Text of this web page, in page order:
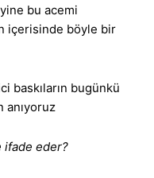
bu acemi
içerisinde böyle bir
baskıların bugünkü
ifade eder?